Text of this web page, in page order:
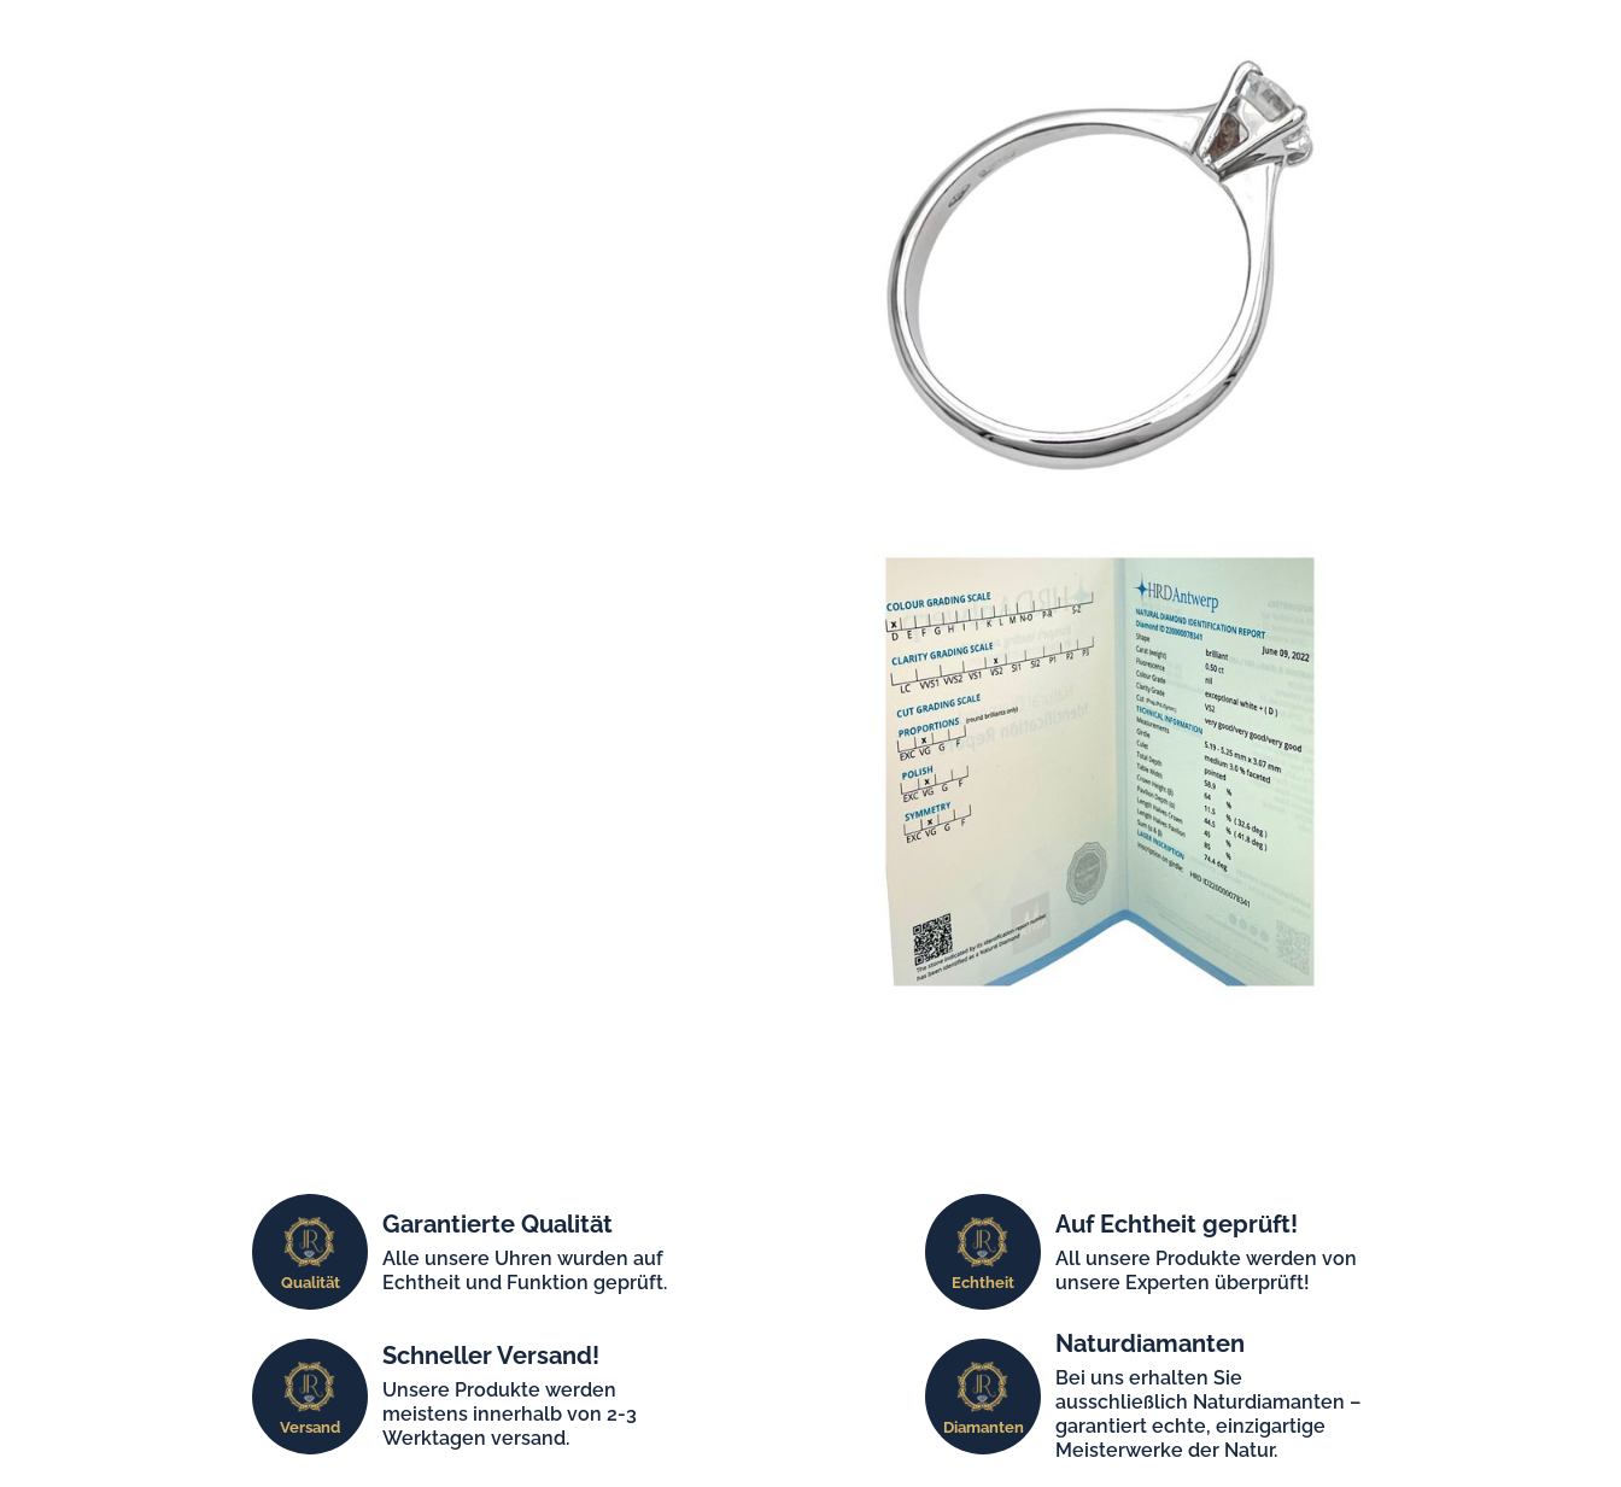
Qualität
Garantierte Qualität
Alle unsere Uhren wurden auf
Echtheit und Funktion geprüft.
Echtheit
Auf Echtheit geprüft!
All unsere Produkte werden von
unsere Experten überprüft!
Versand
Schneller Versand!
Unsere Produkte werden
meistens innerhalb von 2-3
Werktagen versand.
Diamanten
Naturdiamanten
Bei uns erhalten Sie
ausschließlich Naturdiamanten –
garantiert echte, einzigartige
Meisterwerke der Natur.